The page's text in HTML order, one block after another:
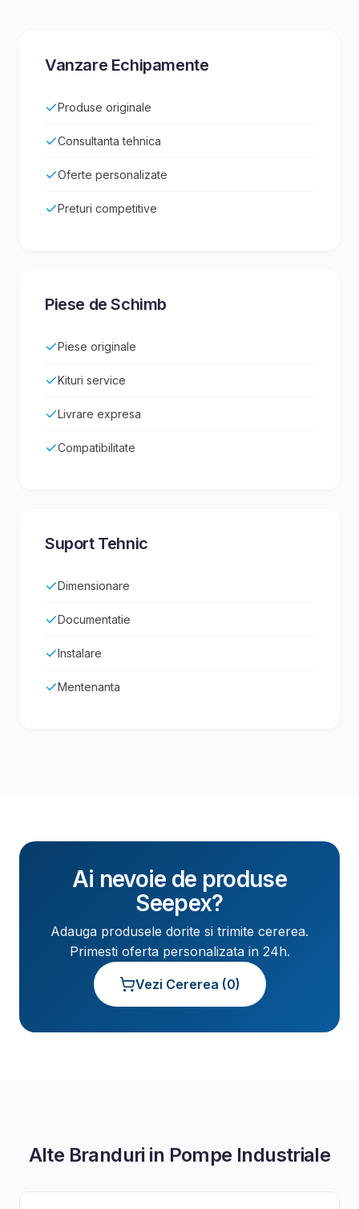
Vanzare Echipamente
Produse originale
Consultanta tehnica
Oferte personalizate
Preturi competitive
Piese de Schimb
Piese originale
Kituri service
Livrare expresa
Compatibilitate
Suport Tehnic
Dimensionare
Documentatie
Instalare
Mentenanta
Ai nevoie de produse
Seepex?
Adauga produsele dorite si trimite cererea.
Primesti oferta personalizata in 24h.
Vezi Cererea (0)
Alte Branduri in Pompe Industriale